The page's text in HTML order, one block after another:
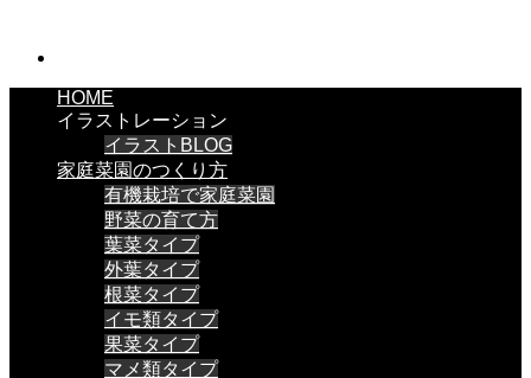
HOME
イラストレーション
イラストBLOG
家庭菜園のつくり方
有機栽培で家庭菜園
野菜の育て方
葉菜タイプ
外葉タイプ
根菜タイプ
イモ類タイプ
果菜タイプ
マメ類タイプ